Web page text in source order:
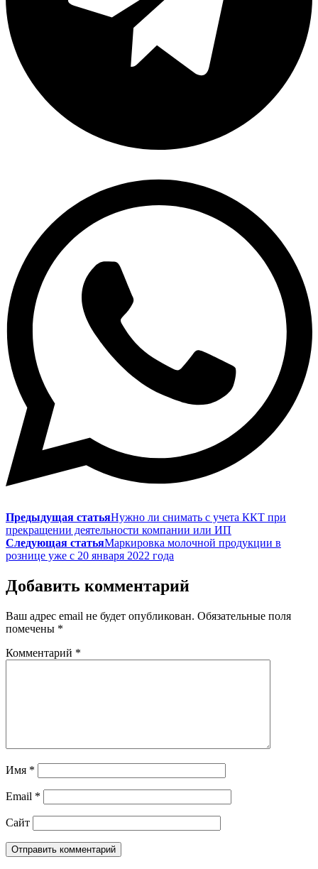
Предыдущая статьяНужно ли снимать с учета ККТ при
прекращении деятельности компании или ИП
Следующая статьяМаркировка молочной продукции в
рознице уже с 20 января 2022 года
Добавить комментарий
Ваш адрес email не будет опубликован. Обязательные поля
помечены *
Комментарий *
Имя *
Email *
Сайт